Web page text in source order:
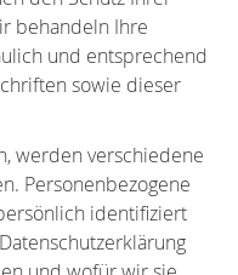
behandeln Ihre
und entsprechend
sowie dieser
werden verschiedene
Personenbezogene
identifiziert